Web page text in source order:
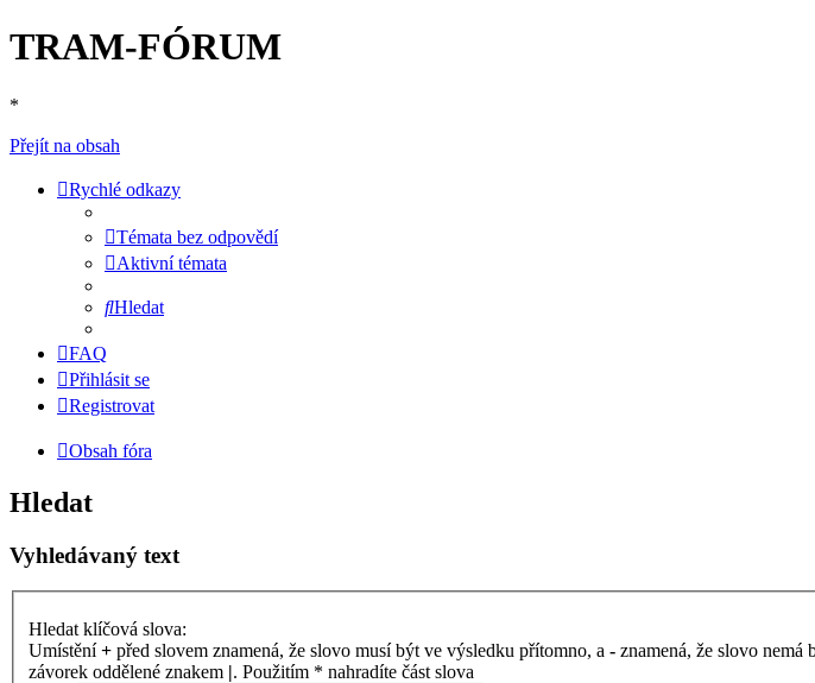
TRAM-FÓRUM
*
Přejít na obsah
Rychlé odkazy
Témata bez odpovědí
Aktivní témata
Hledat
FAQ
Přihlásit se
Registrovat
Obsah fóra
Hledat
Vyhledávaný text
Hledat klíčová slova:
Umístění+ před slovem znamená, že slovo musí být ve výsledku přítomno, a - znamená, že slovo nemá
závorek oddělené znakem |. Použitím * nahradíte část slova